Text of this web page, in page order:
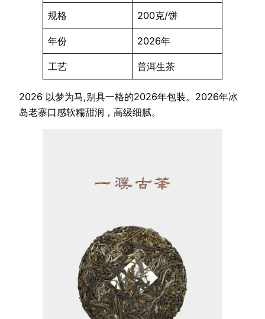
规格 200克/饼
年份 2026年
工艺 普洱生茶
2026 以梦为马,别具一格的2026年包装。2026年冰
岛老寨口感软糯甜润，高级细腻。